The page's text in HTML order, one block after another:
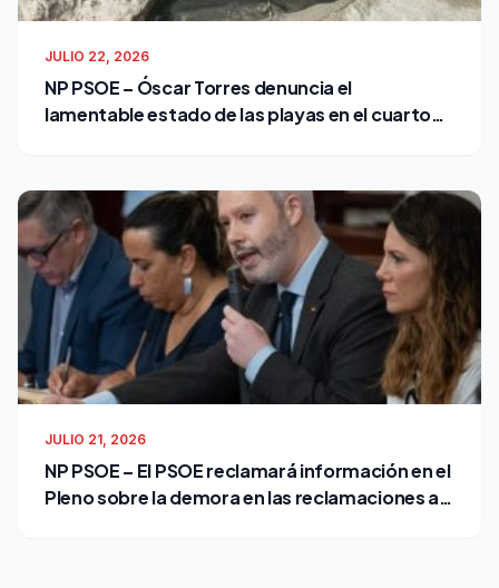
JULIO 22, 2026
NP PSOE – Óscar Torres denuncia el
lamentable estado de las playas en el cuarto
JULIO 21, 2026
NP PSOE – El PSOE reclamará información en el
Pleno sobre la demora en las reclamaciones al